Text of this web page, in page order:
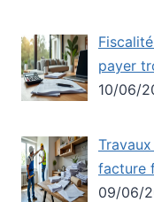
payer
10/06/
facture
09/06/